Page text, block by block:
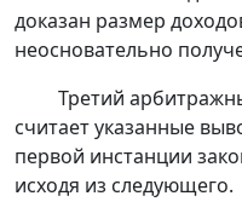
доказан размер
неосновательно
Третий
считает указанные
первой инстанции
исходя из следующего.